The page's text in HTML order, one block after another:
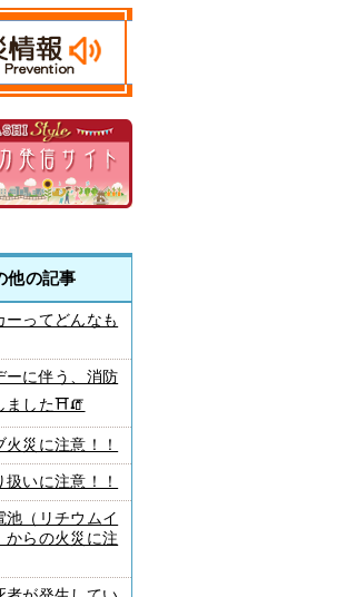
他の記事
ーってどんなも
ーに伴う、消防
ました⛩🧯
災に注意！！
いに注意！！
池（リチウムイ
からの火災に注